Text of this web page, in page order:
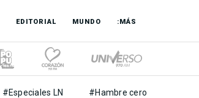
EDITORIAL MUNDO :MÁS
#Especiales LN #Hambre cero